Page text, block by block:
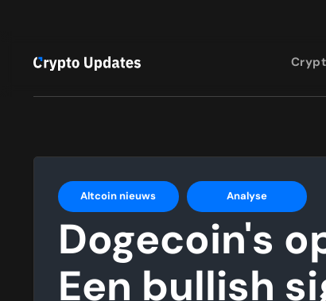
Altcoin nieuws Analyse
Dogecoin's
Een bullish